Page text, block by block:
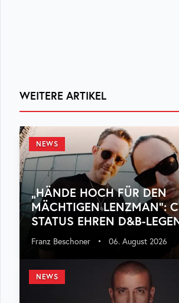
WEITERE ARTIKEL
NEWS
„HÄNDE HOCH FÜR DEN
MÄCHTIGEN LENZMAN“:
STATUS EHREN D&B-
Franz Beschoner • 06. August 2026
NEWS